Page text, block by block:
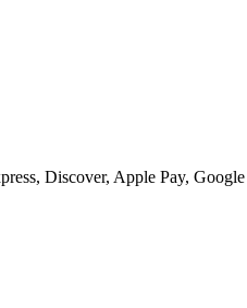
Discover, Apple Pay,